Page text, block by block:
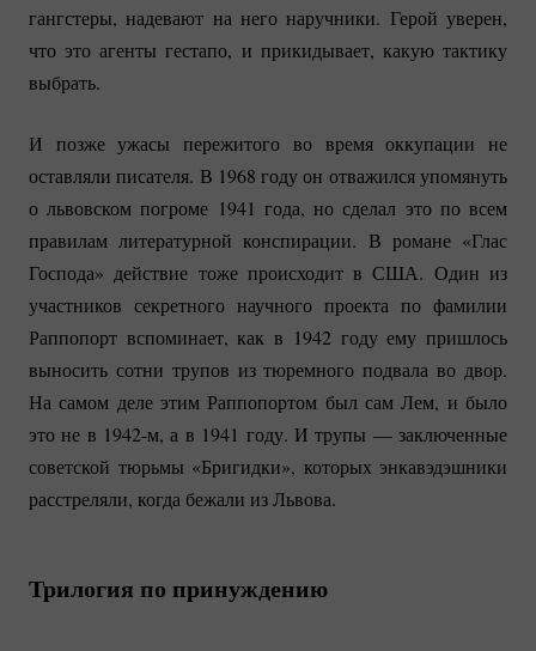
гангстеры, надевают на него наручники. Герой уверен,
что это агенты гестапо, и прикидывает, какую тактику
выбрать.
И позже ужасы пережитого во время оккупации не
оставляли писателя. В 1968 году он отважился упомянуть
о львовском погроме 1941 года, но сделал это по всем
правилам литературной конспирации. В романе «Глас
Господа» действие тоже происходит в США. Один из
участников секретного научного проекта по фамилии
Раппопорт вспоминает, как в 1942 году ему пришлось
выносить сотни трупов из тюремного подвала во двор.
На самом деле этим Раппопортом был сам Лем, и было
это не в 1942-м, а в 1941 году. И трупы — заключенные
советской тюрьмы «Бригидки», которых энкавэдэшники
расстреляли, когда бежали из Львова.
Трилогия по принуждению